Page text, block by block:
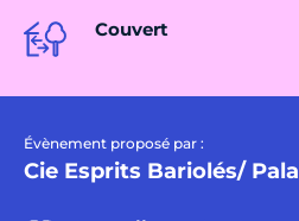
Couvert
Évènement proposé par :
Cie Esprits Bariolés/